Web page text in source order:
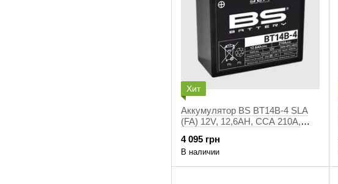
Хит
Аккумулятор BS BT14B-4 SLA
(FA) 12V, 12,6AH, ССA 210А,
YT14B-BS)
4 095 грн
В наличии